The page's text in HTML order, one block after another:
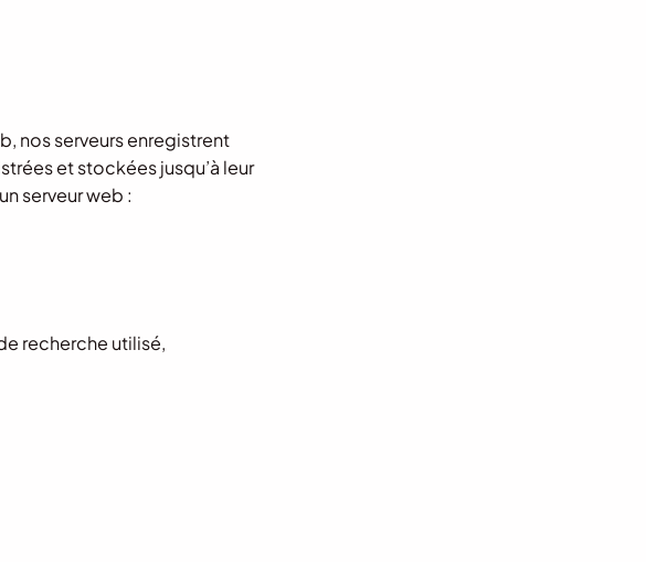
nos serveurs enregistrent
et stockées jusqu’à leur
serveur web :
recherche utilisé,